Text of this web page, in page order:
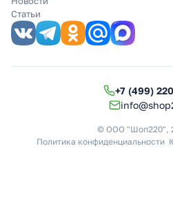
Статьи
+7 (499)
© ООО "Шоп220",
Политика конфиденциальности